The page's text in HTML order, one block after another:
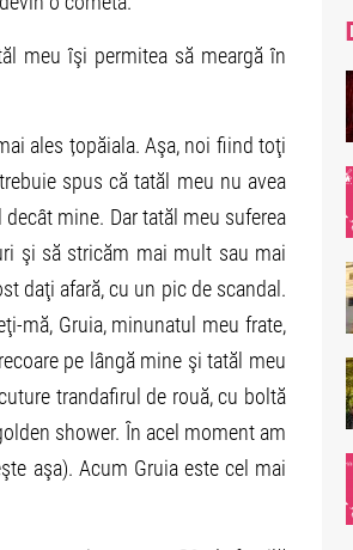
meu îşi permitea să meargă în
ales țopăiala. Aşa, noi fiind toţi
spus că tatăl meu nu avea
mine. Dar tatăl meu suferea
şi să stricăm mai mult sau mai
daţi afară, cu un pic de scandal.
mă, Gruia, minunatul meu frate,
pe lângă mine şi tatăl meu
trandafirul de rouă, cu boltă
shower. În acel moment am
aşa). Acum Gruia este cel mai